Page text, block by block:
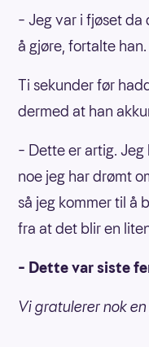
– Jeg var i fjøset
å gjøre, fortalte han.
Ti sekunder før
dermed at han
– Dette er artig.
noe jeg har drømt
så jeg kommer til å
fra at det blir en
– Dette var siste
Vi gratulerer nok